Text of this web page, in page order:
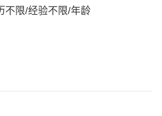
不限/经验不限/年龄